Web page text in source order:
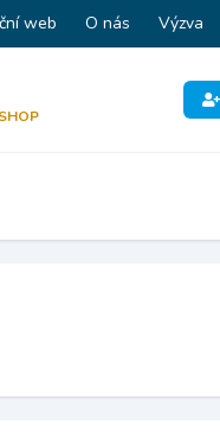
web O nás Výzva